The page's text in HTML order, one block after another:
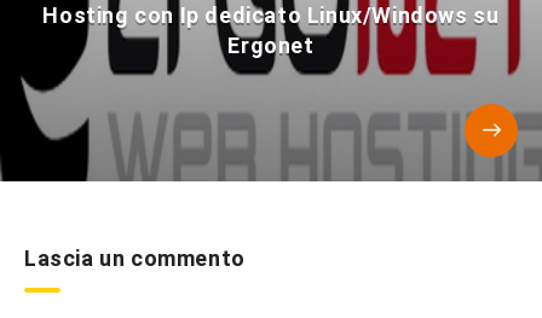
Hosting con Ip dedicato Linux/Windows su
Ergonet
Lascia un commento